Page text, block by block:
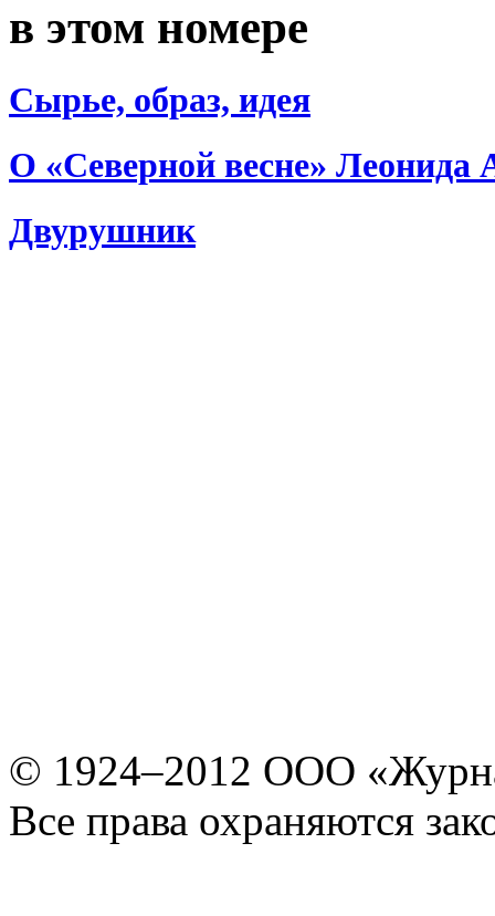
в этом номере
Сырье, образ, идея
О «Северной весне» Леонида
Двурушник
© 1924–2012 ООО
Все права охраняются